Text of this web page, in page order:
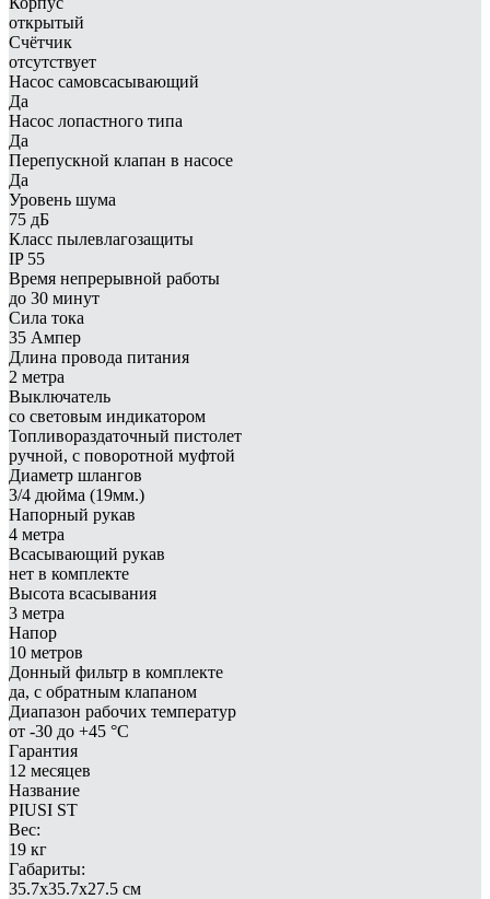
открытый
Счётчик
отсутствует
Насос самовсасывающий
Да
Насос лопастного типа
Да
Перепускной клапан в насосе
Да
Уровень шума
75 дБ
Класс пылевлагозащиты
IP 55
Время непрерывной работы
до 30 минут
Сила тока
35 Ампер
Длина провода питания
2 метра
Выключатель
со световым индикатором
Топливораздаточный пистолет
ручной, с поворотной муфтой
Диаметр шлангов
3/4 дюйма (19мм.)
Напорный рукав
4 метра
Всасывающий рукав
нет в комплекте
Высота всасывания
3 метра
Напор
10 метров
Донный фильтр в комплекте
да, с обратным клапаном
Диапазон рабочих температур
от -30 до +45 °С
Гарантия
12 месяцев
Название
PIUSI ST
Вес:
19 кг
Габариты:
35.7x35.7x27.5 см